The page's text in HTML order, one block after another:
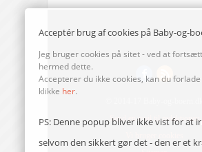
Send en mail til redaktionen
Acceptér brug af cookies på Baby-og-
Jeg bruger cookies på sitet - ved at
hermed dette.
Accepterer du ikke cookies, kan du
klikke her.
PS: Denne popup bliver ikke vist for at
selvom den sikkert gør det - den er et